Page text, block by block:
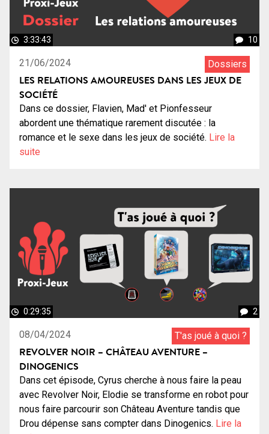
3:33:43 10
21/06/2024 Dossiers
LES RELATIONS AMOUREUSES DANS LES JEUX DE
SOCIÉTÉ
Dans ce dossier, Flavien, Mad' et Pionfesseur
abordent une thématique rarement discutée : la
romance et le sexe dans les jeux de société. Lire la
suite
0:29:35 2
08/04/2024 T'as joué à quoi ?
REVOLVER NOIR – CHÂTEAU AVENTURE –
DINOGENICS
Dans cet épisode, Cyrus cherche à nous faire la peau
avec Revolver Noir, Elodie se transforme en robot pour
nous faire parcourir son Château Aventure tandis que
Drou dépense sans compter dans Dinogenics. Lire la